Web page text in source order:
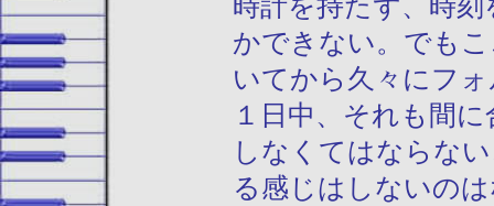
時計を持たず、時
かできない。でも
いてから久々にフ
１日中、それも間
しなくてはならな
る感じはしないの